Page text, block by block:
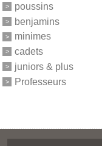
poussins
benjamins
minimes
cadets
juniors & plus
Professeurs